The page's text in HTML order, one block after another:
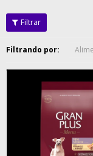
Filtrando por: